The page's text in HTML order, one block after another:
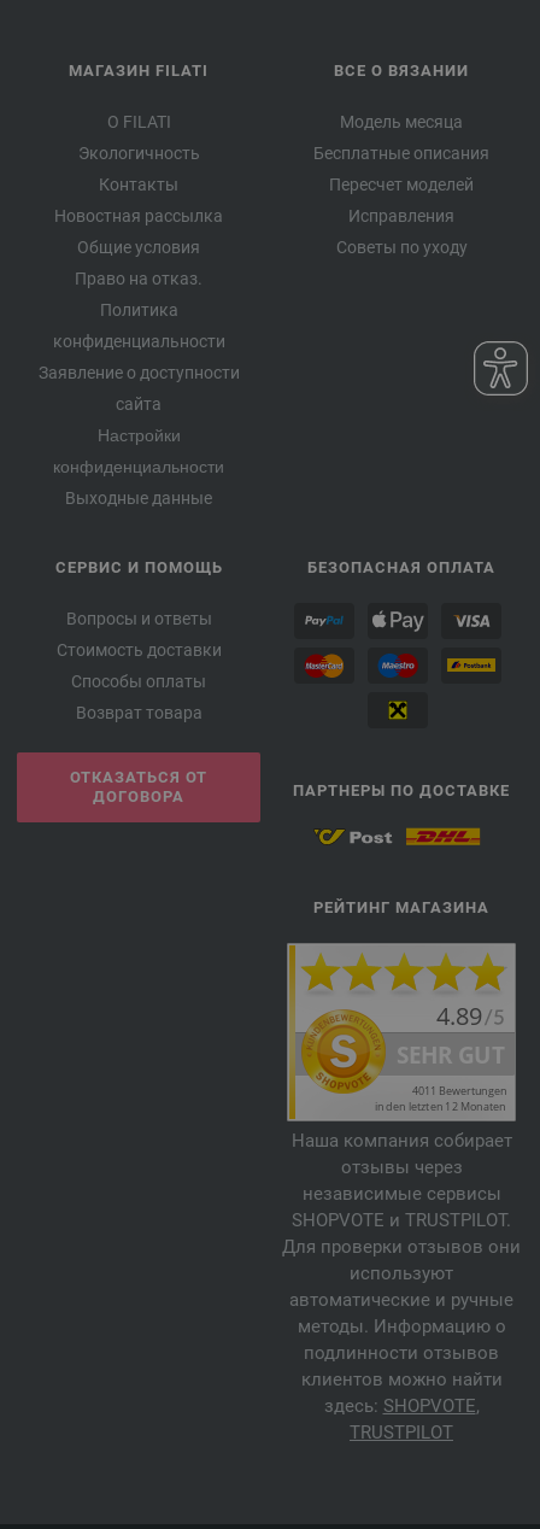
МАГАЗИН FILATI
О FILATI
Экологичность
Контакты
Новостная рассылка
Общие условия
Право на отказ.
Политика
конфиденциальности
Заявление о доступности
сайта
Настройки
конфиденциальности
Выходные данные
ВСЕ О ВЯЗАНИИ
Модель месяца
Бесплатные описания
Пересчет моделей
Исправления
Советы по уходу
СЕРВИС И ПОМОЩЬ
Вопросы и ответы
Стоимость доставки
Способы оплаты
Возврат товара
ОТКАЗАТЬСЯ ОТ
ДОГОВОРА
БЕЗОПАСНАЯ ОПЛАТА
ПАРТНЕРЫ ПО ДОСТАВКЕ
РЕЙТИНГ МАГАЗИНА
Наша компания собирает
отзывы через
независимые сервисы
SHOPVOTE и TRUSTPILOT.
Для проверки отзывов они
используют
автоматические и ручные
методы. Информацию о
подлинности отзывов
клиентов можно найти
здесь: SHOPVOTE,
TRUSTPILOT